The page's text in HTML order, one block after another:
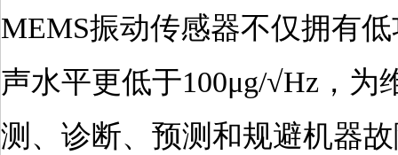
MEMS振动传感器不仅拥有
声水平更低于100μg/√Hz，
测、诊断、预测和规避机器